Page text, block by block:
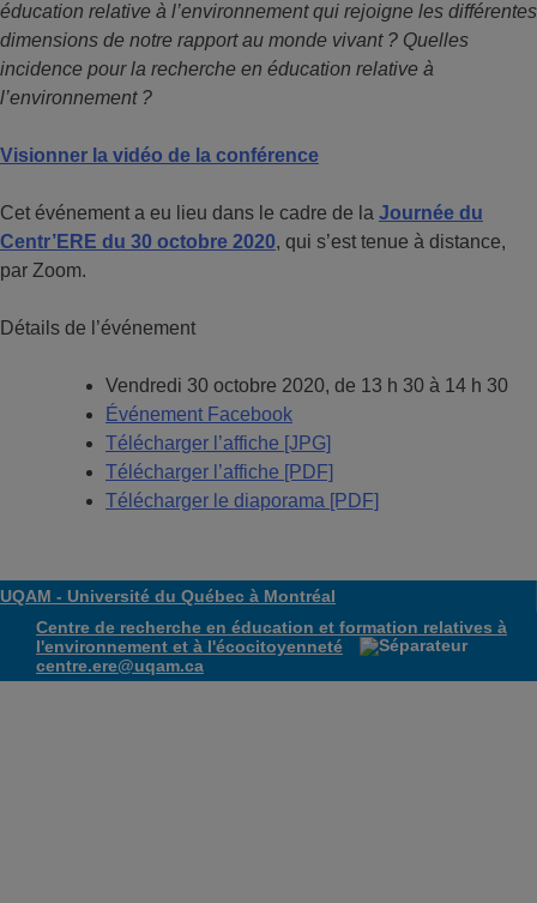
éducation relative à l’environnement qui rejoigne les différentes
dimensions de notre rapport au monde vivant ? Quelles
incidence pour la recherche en éducation relative à
l’environnement ?
Visionner la vidéo de la conférence
Cet événement a eu lieu dans le cadre de la Journée du
Centr’ERE du 30 octobre 2020, qui s’est tenue à distance,
par Zoom.
Détails de l’événement
Vendredi 30 octobre 2020, de 13 h 30 à 14 h 30
Événement Facebook
Télécharger l’affiche [JPG]
Télécharger l’affiche [PDF]
Télécharger le diaporama [PDF]
UQAM - Université du Québec à Montréal
Centre de recherche en éducation et formation relatives à
l'environnement et à l'écocitoyenneté
centre.ere@uqam.ca